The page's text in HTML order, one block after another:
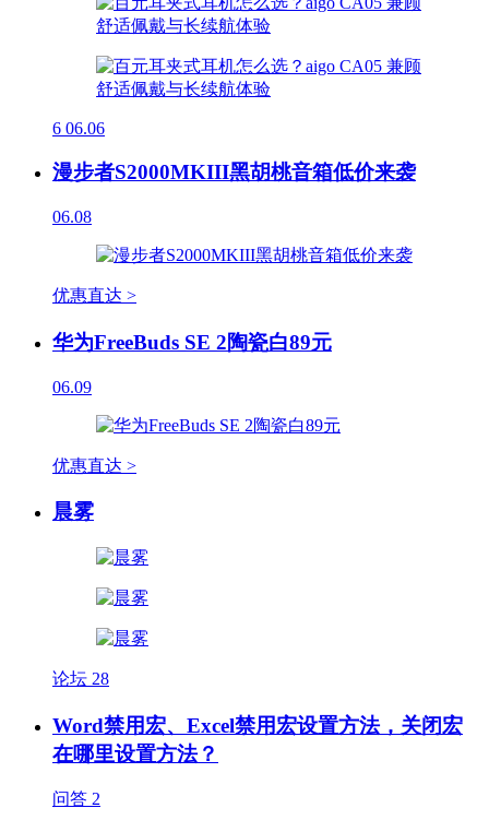
6 06.06
漫步者S2000MKIII黑胡桃音箱低价来袭
06.08
优惠直达 >
华为FreeBuds SE 2陶瓷白89元
06.09
优惠直达 >
晨雾
论坛 28
Word禁用宏、Excel禁用宏设置方法，关闭宏
在哪里设置方法？
问答 2